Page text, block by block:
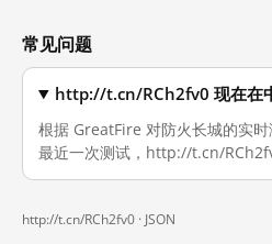
常见问题
http://t.cn/RCh2fv0 现在在
根据 GreatFire 对防火长城的实
最近一次测试，http://t.cn/
http://t.cn/RCh2fv0 · JSON